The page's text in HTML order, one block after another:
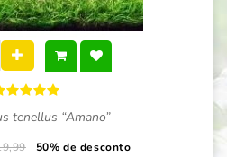
tenellus “Amano”
50% de desconto